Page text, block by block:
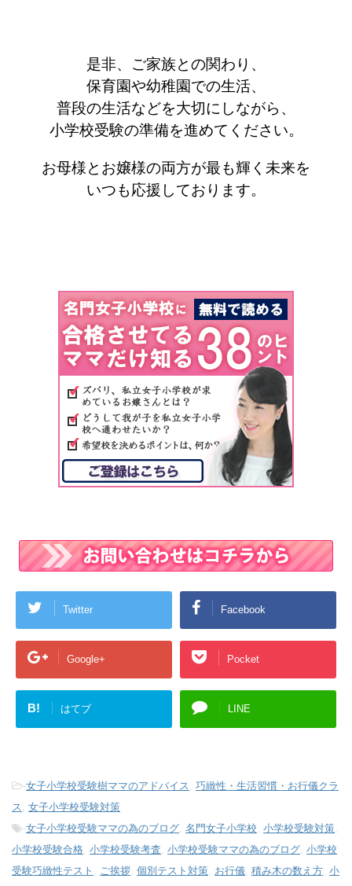
是非、ご家族との関わり、
保育園や幼稚園での生活、
普段の生活などを大切にしながら、
小学校受験の準備を進めてください。
お母様とお嬢様の両方が最も輝く未来を
いつも応援しております。
Twitter Facebook
Google+ Pocket
B! はてブ LINE
-女子小学校受験樹ママのアドバイス
巧緻性・生活習慣・お行儀クラ
ス
女子小学校受験対策
-女子小学校受験ママの為のブログ 名門女子小学校 小学校受験対策
小学校受験合格 小学校受験考査 小学校受験ママの為のブログ 小学校
受験巧緻性テスト
ご挨拶 個別テスト対策 お行儀 積み木の数え方 小